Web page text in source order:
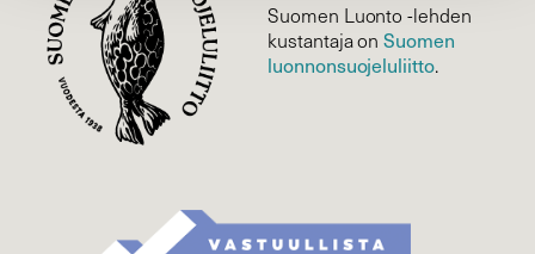
Suomen Luonto -lehden
kustantaja onSuomen
luonnonsuojelu­liitto.